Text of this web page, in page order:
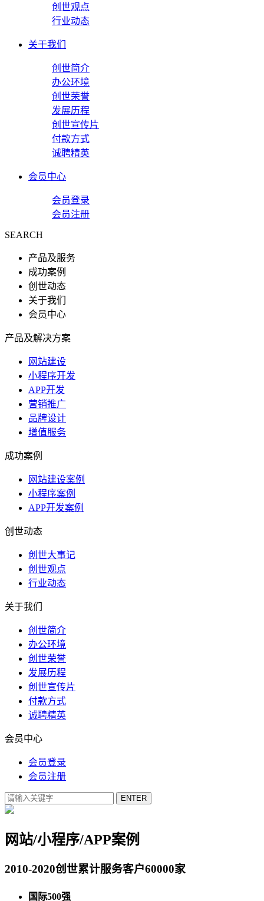
创世观点
行业动态
关于我们
创世简介
办公环境
创世荣誉
发展历程
创世宣传片
付款方式
诚聘精英
会员中心
会员登录
会员注册
SEARCH
产品及服务
成功案例
创世动态
关于我们
会员中心
产品及解决方案
网站建设
小程序开发
APP开发
营销推广
品牌设计
增值服务
成功案例
网站建设案例
小程序案例
APP开发案例
创世动态
创世大事记
创世观点
行业动态
关于我们
创世简介
办公环境
创世荣誉
发展历程
创世宣传片
付款方式
诚聘精英
会员中心
会员登录
会员注册
网站/小程序/APP案例
2010-2020创世累计服务客户60000家
国际500强